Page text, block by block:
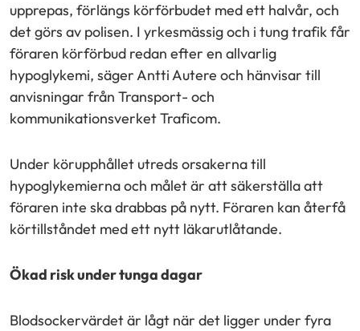
upprepas, förlängs körförbudet med ett halvår, och
det görs av polisen. I yrkesmässig och i tung trafik får
föraren körförbud redan efter en allvarlig
hypoglykemi, säger Antti Autere och hänvisar till
anvisningar från Transport- och
kommunikationsverket Traficom.
Under körupphållet utreds orsakerna till
hypoglykemierna och målet är att säkerställa att
föraren inte ska drabbas på nytt. Föraren kan återfå
körtillståndet med ett nytt läkarutlåtande.
Ökad risk under tunga dagar
Blodsockervärdet är lågt när det ligger under fyra